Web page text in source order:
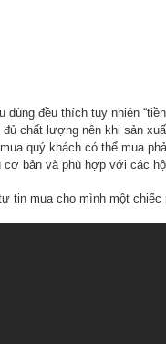
dùng đều thích tuy nhiên
chất lượng nên khi sản
quý khách có thể mua
bản và phù hợp với các
tin mua cho mình một chiếc